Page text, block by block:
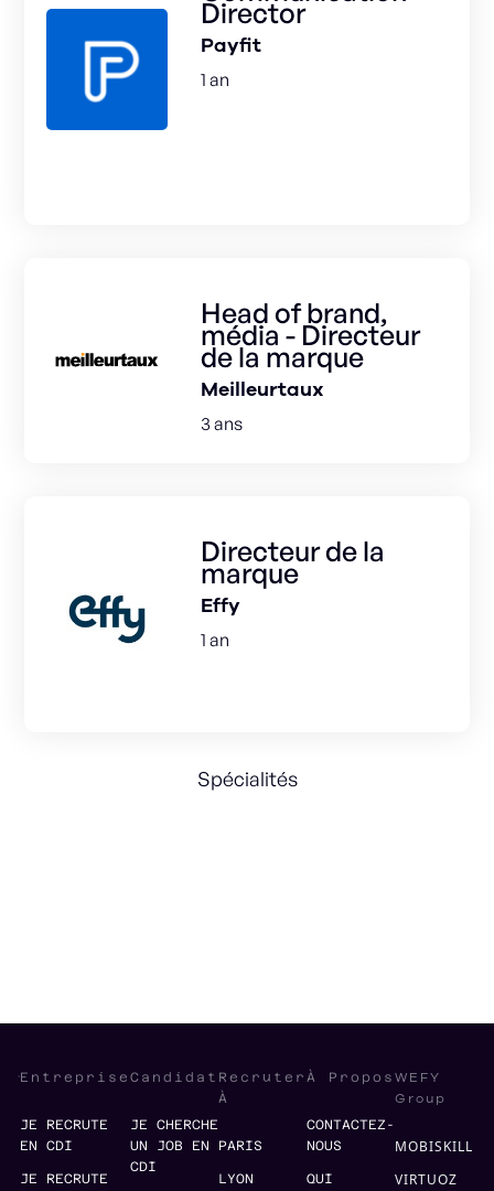
Director
Payfit
1 an
Head of brand,
média - Directeur
de la marque
Meilleurtaux
3 ans
Directeur de la
marque
Effy
1 an
Spécialités
Entreprise
JE RECRUTE
EN CDI
JE RECRUTE
Candidat
JE CHERCHE
UN JOB EN
CDI
Recruter
À
PARIS
LYON
À Propos
CONTACTEZ-
NOUS
QUI
WEFY
Group
MOBISKILL
VIRTUOZ